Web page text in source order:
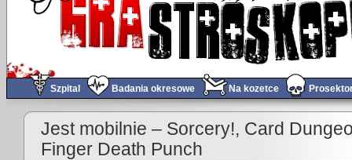
Szpital Badania okresowe Na kozetce
Obchód tygodnia #155
Jest mobilnie – Sorcery!, Card
Finger Death Punch